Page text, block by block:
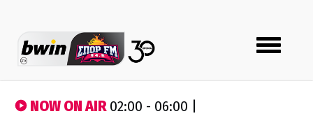
Toggle
navigation
NOW ON AIR02:00 - 06:00 |